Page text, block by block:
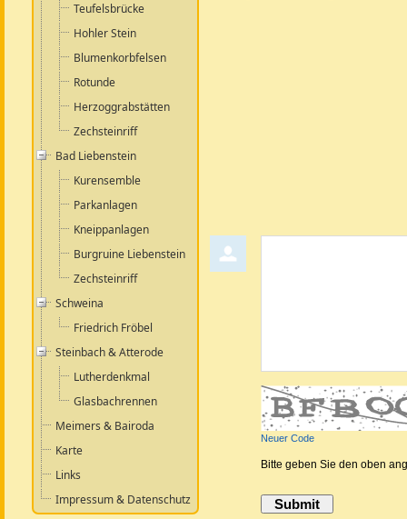
Teufelsbrücke
Hohler Stein
Blumenkorbfelsen
Rotunde
Herzoggrabstätten
Zechsteinriff
Bad Liebenstein
Kurensemble
Parkanlagen
Kneippanlagen
Burgruine Liebenstein
Zechsteinriff
Schweina
Friedrich Fröbel
Steinbach & Atterode
Lutherdenkmal
Glasbachrennen
Meimers & Bairoda
Karte
Links
Impressum & Datenschutz
Neuer Code
Bitte geben Sie den oben